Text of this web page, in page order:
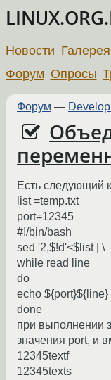
Новости Галерея
Форум Опросы
Форум —
Есть следующий
list =temp.txt
port=12345
#!/bin/bash
sed '2,$!d'<$list | \
while read line
do
echo ${port}${line}
done
при выполнении
значения port, и
12345textf
12345texts